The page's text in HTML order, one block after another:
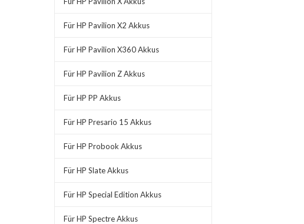
Für HP Pavilion X2 Akkus
Für HP Pavilion X360 Akkus
Für HP Pavilion Z Akkus
Für HP PP Akkus
Für HP Presario 15 Akkus
Für HP Probook Akkus
Für HP Slate Akkus
Für HP Special Edition Akkus
Für HP Spectre Akkus